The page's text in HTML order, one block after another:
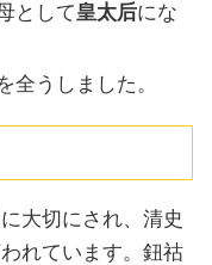
として皇太后にな
全うしました。
大切にされ、清史
れています。鈕祜